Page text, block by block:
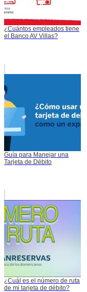
¿Cuántos empleados tiene
el Banco AV Villas?
Guía para Manejar una
Tarjeta de Débito
¿Cuál es el número de ruta
de mi tarjeta de débito?